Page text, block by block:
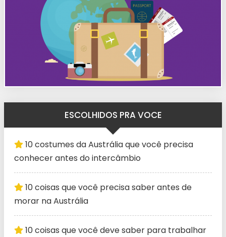
ESCOLHIDOS PRA VOCE
10 costumes da Austrália que você precisa
conhecer antes do intercâmbio
10 coisas que você precisa saber antes de
morar na Austrália
10 coisas que você deve saber para trabalhar